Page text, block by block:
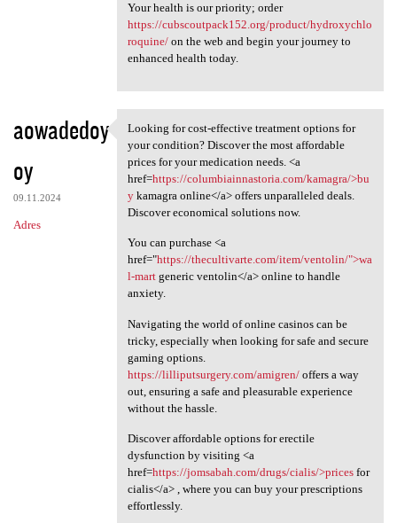
Your health is our priority; order
https://cubscoutpack152.org/product/hydroxychlo
roquine/on the web and begin your journey to
enhanced health today.
aowadedoy
oy
09.11.2024
Adres
Looking for cost-effective
Looking for cost-effective treatment options for
your condition? Discover the most affordable
prices for your medication needs. <a
href=https://columbiainnastoria.com/kamagra/>bu
ykamagra online</a> offers unparalleled deals.
Discover economical solutions now.
You can purchase <a
href="https://thecultivarte.com/item/ventolin/">wa
l-martgeneric ventolin</a> online to handle
anxiety.
Navigating the world of online casinos can be
tricky, especially when looking for safe and secure
gaming options.
https://lilliputsurgery.com/amigren/offers a way
out, ensuring a safe and pleasurable experience
without the hassle.
Discover affordable options for erectile
dysfunction by visiting <a
href=https://jomsabah.com/drugs/cialis/>pricesfor
cialis</a> , where you can buy your prescriptions
effortlessly.